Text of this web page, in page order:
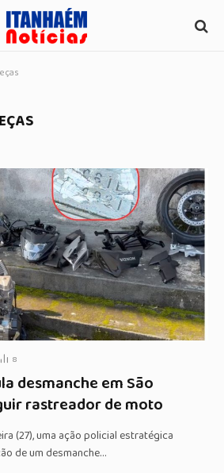
8
desmanche em São
rastreador de moto
(27), uma ação policial estratégica
de um desmanche…